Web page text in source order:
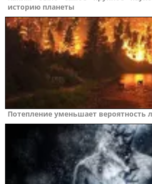
историю планеты
Потепление уменьшает вероятность